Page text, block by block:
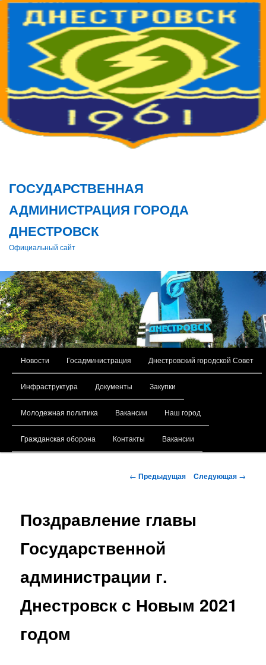
ГОСУДАРСТВЕННАЯ
АДМИНИСТРАЦИЯ ГОРОДА
ДНЕСТРОВСК
Официальный сайт
Перейти к основному содержимому
Новости Госадминистрация Днестровский городской Совет
Инфраструктура Документы Закупки
Молодежная политика Вакансии Наш город
Гражданская оборона Контакты Вакансии
Навигация по записям
← Предыдущая Следующая →
Поздравление главы
Государственной
администрации г.
Днестровск с Новым 2021
годом